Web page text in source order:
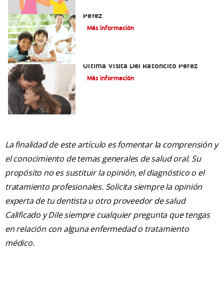
Pérez
Más información
Última Visita Del Ratoncito Pérez
Más información
La finalidad de este artículo es fomentar la comprensión y
el conocimiento de temas generales de salud oral. Su
propósito no es sustituir la opinión, el diagnóstico o el
tratamiento profesionales. Solicita siempre la opinión
experta de tu dentista u otro proveedor de salud
Calificado y Dile siempre cualquier pregunta que tengas
en relación con alguna enfermedad o tratamiento
médico.